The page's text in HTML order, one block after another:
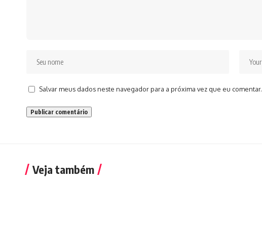
Salvar meus dados neste navegador para a próxima vez que eu comentar.
Veja também